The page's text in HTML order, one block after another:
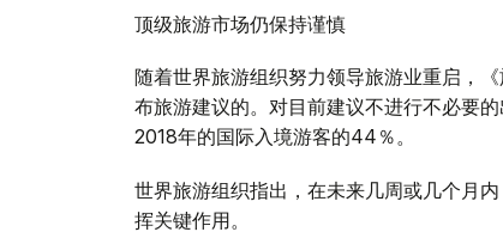
顶级旅游市场仍保持谨慎
随着世界旅游组织努力领导旅游业重启，
布旅游建议的。对目前建议不进行不必要
2018年的国际入境游客的44％。
世界旅游组织指出，在未来几周或几个月
挥关键作用。